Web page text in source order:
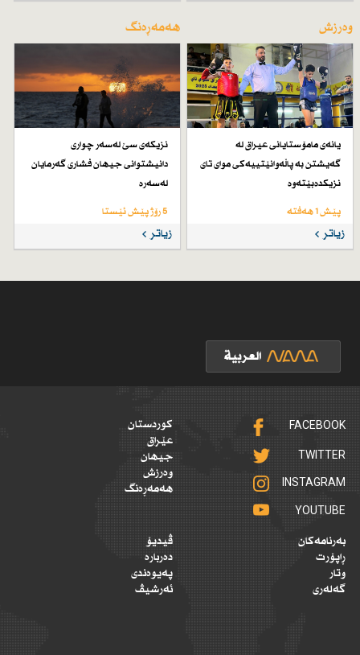
وەرزش
یانەی مامۆستایانی عیراق لە
گەیشتن بە پاڵەوانێتییەكی موای تای
نزیكدەبێتەوە
پێش 1 هەفتە
زیاتر
هەمەڕەنگ
نزیكەی سێ لەسەر چواری
دانیشتوانی جیهان فشاری گەرمایان
لەسەرە
5 رۆژ پێش ئێستا
زیاتر
FACEBOOK
TWITTER
INSTAGRAM
YOUTUBE
کوردستان
عێراق
جیهان
وەرزش
هەمەڕەنگ
بەرنامەکان
ڕاپۆرت
وتار
گەلەری
ڤیدیۆ
دەربارە
پەیوەندی
ئەرشیڤ